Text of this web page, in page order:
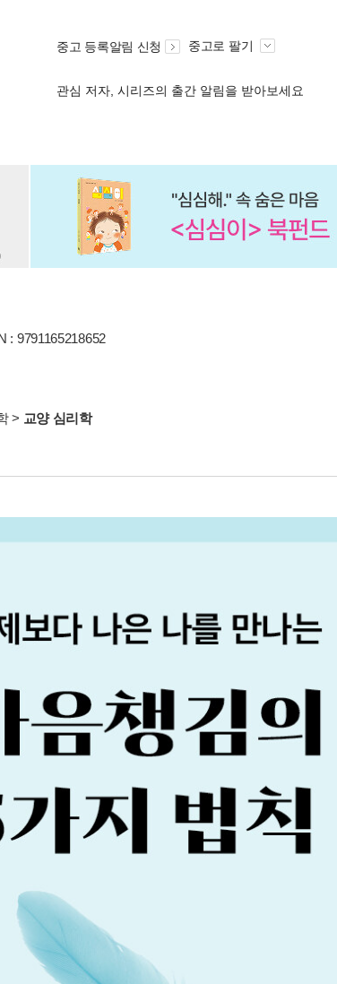
중고 등록알림 신청 중고로 팔기
관심 저자, 시리즈의 출간 알림을 받아보세요
: 9791165218652
> 교양 심리학